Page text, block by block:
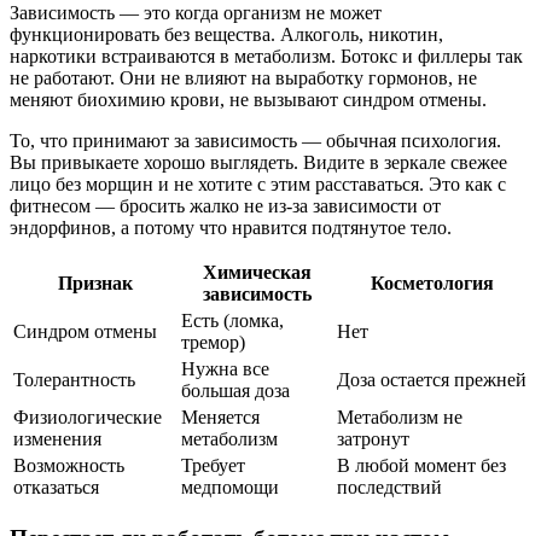
Зависимость — это когда организм не может
функционировать без вещества. Алкоголь, никотин,
наркотики встраиваются в метаболизм. Ботокс и филлеры так
не работают. Они не влияют на выработку гормонов, не
меняют биохимию крови, не вызывают синдром отмены.
То, что принимают за зависимость — обычная психология.
Вы привыкаете хорошо выглядеть. Видите в зеркале свежее
лицо без морщин и не хотите с этим расставаться. Это как с
фитнесом — бросить жалко не из-за зависимости от
эндорфинов, а потому что нравится подтянутое тело.
Признак
Химическая
зависимость
Косметология
Синдром отмены
Есть (ломка,
тремор)
Нет
Толерантность
Нужна все
большая доза
Доза остается прежней
Физиологические
изменения
Меняется
метаболизм
Метаболизм не
затронут
Возможность
отказаться
Требует
медпомощи
В любой момент без
последствий